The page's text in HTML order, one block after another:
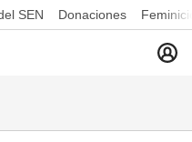
SEN Donaciones